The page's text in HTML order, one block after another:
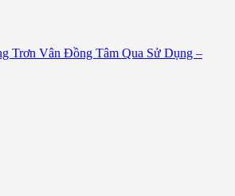
Trơn Vân Đồng Tâm Qua Sử Dụng –